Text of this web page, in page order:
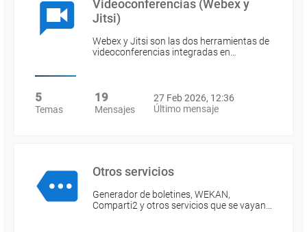
Videoconferencias (Webex y
Jitsi)
Webex y Jitsi son las dos herramientas de
videoconferencias integradas en…
5
Temas
19
Mensajes
27 Feb 2026, 12:36
Último mensaje
Otros servicios
Generador de boletines, WEKAN,
Comparti2 y otros servicios que se vayan…